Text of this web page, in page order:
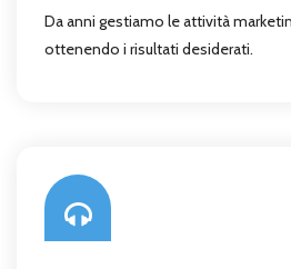
Da anni gestiamo le attività
ottenendo i risultati desiderati.